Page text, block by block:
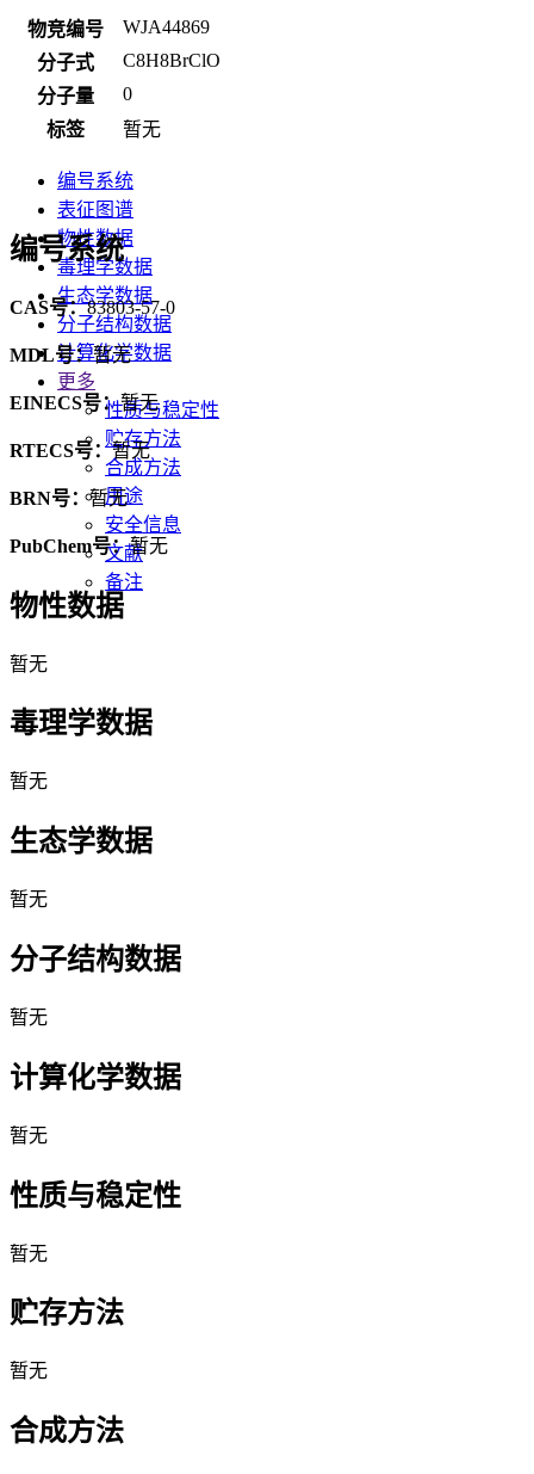
物竞编号
WJA44869
分子式
C8H8BrClO
分子量
0
标签
暂无
编号系统
表征图谱
物性数据
毒理学数据
生态学数据
分子结构数据
计算化学数据
更多
性质与稳定性
贮存方法
合成方法
用途
安全信息
文献
备注
编号系统
CAS号：83803-57-0
MDL号：暂无
EINECS号：暂无
RTECS号：暂无
BRN号：暂无
PubChem号：暂无
物性数据
暂无
毒理学数据
暂无
生态学数据
暂无
分子结构数据
暂无
计算化学数据
暂无
性质与稳定性
暂无
贮存方法
暂无
合成方法